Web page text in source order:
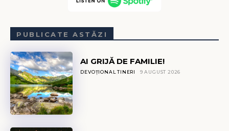
PUBLICATE ASTĂZI
AI GRIJĂ DE FAMILIE!
DEVOȚIONAL TINERI 9 AUGUST 2026